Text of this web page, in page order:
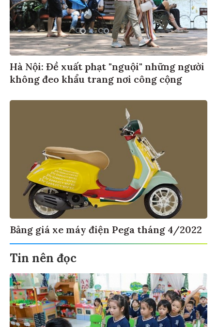
Hà Nội: Đề xuất phạt "nguội" những người
không đeo khẩu trang nơi công cộng
Bảng giá xe máy điện Pega tháng 4/2022
Tin nên đọc